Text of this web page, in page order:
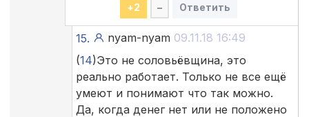
+2 – Ответить
15. nyam-nyam 09.11.18 16:49
(14)Это не соловьёвщина, это
реально работает. Только не все ещё
умеют и понимают что так можно.
Да, когда денег нет или не положено